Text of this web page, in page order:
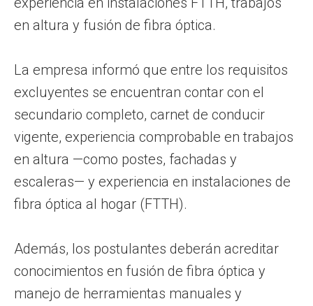
en altura y fusión de fibra óptica.
La empresa informó que entre los requisitos
excluyentes se encuentran contar con el
secundario completo, carnet de conducir
vigente, experiencia comprobable en trabajos
en altura —como postes, fachadas y
escaleras— y experiencia en instalaciones de
fibra óptica al hogar (FTTH).
Además, los postulantes deberán acreditar
conocimientos en fusión de fibra óptica y
manejo de herramientas manuales y